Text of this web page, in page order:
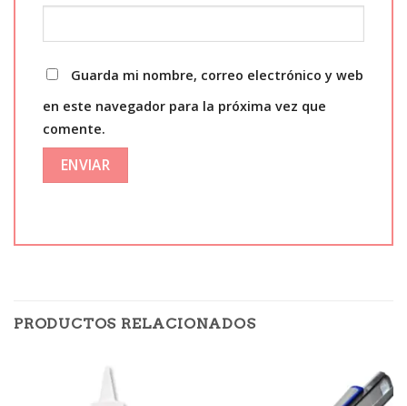
Guarda mi nombre, correo electrónico y web
en este navegador para la próxima vez que
comente.
PRODUCTOS RELACIONADOS